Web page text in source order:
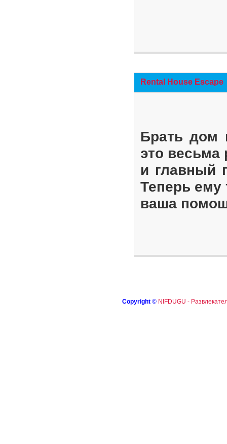
Rental House Escape
Брать дом
это весьма
и главный
Теперь ему
ваша
Copyright © NIFDUGU -